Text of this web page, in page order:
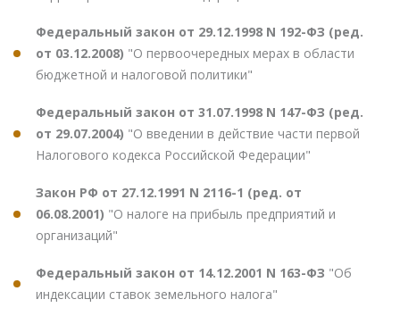
Федеральный закон от 29.12.1998 N 192-ФЗ (ред.
от 03.12.2008) "О первоочередных мерах в области
бюджетной и налоговой политики"
Федеральный закон от 31.07.1998 N 147-ФЗ (ред.
от 29.07.2004) "О введении в действие части первой
Налогового кодекса Российской Федерации"
Закон РФ от 27.12.1991 N 2116-1 (ред. от
06.08.2001) "О налоге на прибыль предприятий и
организаций"
Федеральный закон от 14.12.2001 N 163-ФЗ "Об
индексации ставок земельного налога"